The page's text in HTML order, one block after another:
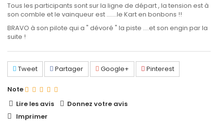
Tous les participants sont sur la ligne de départ , la tension est à
son comble et le vainqueur est .......le Kart en bonbons !!
BRAVO à son pilote qui a " dévoré " la piste ....et son engin par la
suite !
Tweet Partager Google+ Pinterest
Note
Lire les avis
Donnez votre avis
Imprimer